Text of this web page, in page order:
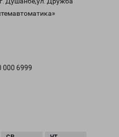
000 6999